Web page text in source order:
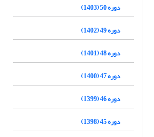
دوره 50 (1403)
دوره 49 (1402)
دوره 48 (1401)
دوره 47 (1400)
دوره 46 (1399)
دوره 45 (1398)